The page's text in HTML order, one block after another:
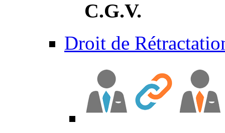
C.G.V.
Droit de